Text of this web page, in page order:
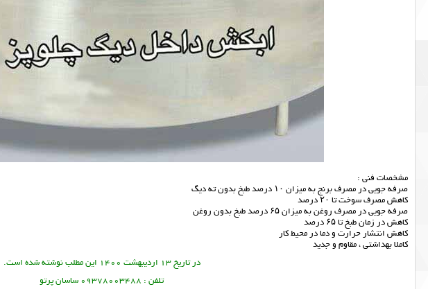
مشخصات فنی :
صرفه جویی در مصرف برنج به میزان ۱۰ درصد طبخ بدون ته دیگ
کاهش مصرف سوخت تا ۲۰ درصد
صرفه جویی در مصرف روغن به میزان ۶۵ درصد طبخ بدون روغن
کاهش در زمان طبخ تا ۶۵ درصد
کاهش انتشار حرارت و دما در محیط کار
کاملا بهداشتی ، مقاوم و جدید
در تاریخ 13 اردیبهشت 1400 این مطلب نوشته شده است.
تلفن : 09378003488 ساسان پرتو